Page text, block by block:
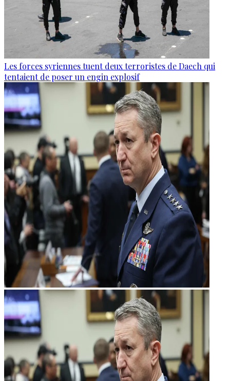
Les forces syriennes tuent deux terroristes de Daech qui
tentaient de poser un engin explosif